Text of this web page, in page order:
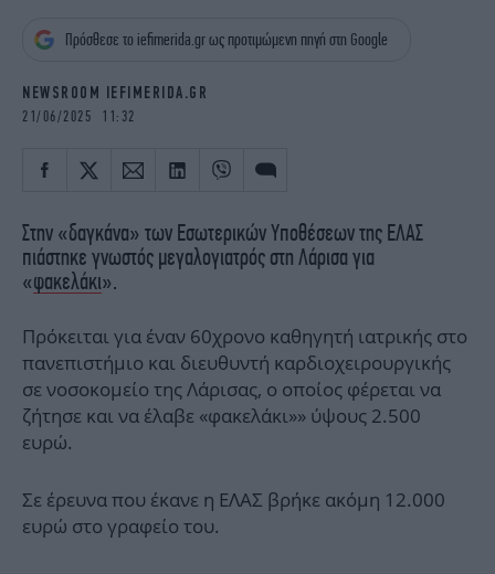
OSCARS
THE OCEAN
Πρόσθεσε το iefimerida.gr ως προτιμώμενη πηγή στη Google
NEWSROOM IEFIMERIDA.GR
21/06/2025 11:32
Στην «δαγκάνα» των Εσωτερικών Υποθέσεων της ΕΛΑΣ
πιάστηκε γνωστός μεγαλογιατρός στη Λάρισα για
«φακελάκι».
Πρόκειται για έναν 60χρονο καθηγητή ιατρικής στο
πανεπιστήμιο και διευθυντή καρδιοχειρουργικής
σε νοσοκομείο της Λάρισας, ο οποίος φέρεται να
ζήτησε και να έλαβε «φακελάκι»» ύψους 2.500
ευρώ.
Σε έρευνα που έκανε η ΕΛΑΣ βρήκε ακόμη 12.000
ευρώ στο γραφείο του.